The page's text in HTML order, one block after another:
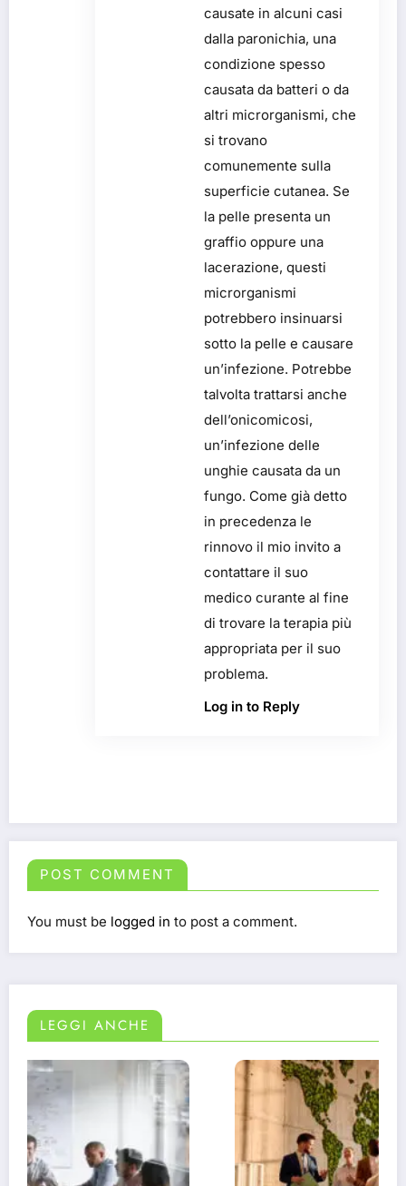
causate in alcuni casi
dalla paronichia, una
condizione spesso
causata da batteri o da
altri microrganismi, che
si trovano
comunemente sulla
superficie cutanea. Se
la pelle presenta un
graffio oppure una
lacerazione, questi
microrganismi
potrebbero insinuarsi
sotto la pelle e causare
un’infezione. Potrebbe
talvolta trattarsi anche
dell’onicomicosi,
un’infezione delle
unghie causata da un
fungo. Come già detto
in precedenza le
rinnovo il mio invito a
contattare il suo
medico curante al fine
di trovare la terapia più
appropriata per il suo
problema.
Log in to Reply
POST COMMENT
You must be logged in to post a comment.
LEGGI ANCHE